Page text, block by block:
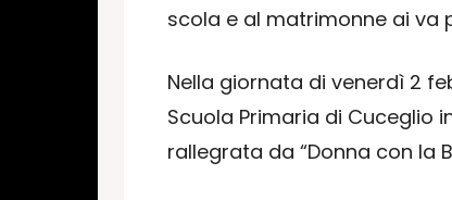
scola e al matrimonne ai va
Nella giornata di venerdì 2
Scuola Primaria di Cuceglio
rallegrata da “Donna con la